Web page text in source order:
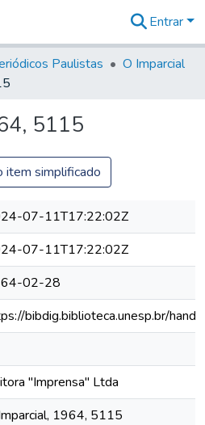
&
Coleções
Tudo na
Digital
Entrar
Paulistas
O Imparcial
5115
item simplificado
07-11T17:22:02Z
07-11T17:22:02Z
02-28
bibdig.biblioteca.unesp.br/
"Imprensa" Ltda
1964, 5115